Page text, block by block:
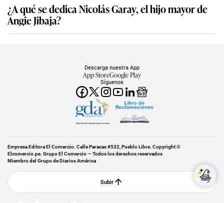
¿A qué se dedica Nicolás Garay, el hijo mayor de
Angie Jibaja?
Síguenos
Descarga nuestra App
App StoreGoogle Play
Miembro del Grupo de Diarios América
Empresa Editora El Comercio. Calle Paracas #532, Pueblo Libre. Copyright ©
Elcomercio.pe. Grupo El Comercio — Todos los derechos reservados
Miembro del Grupo de Diarios América
Subir